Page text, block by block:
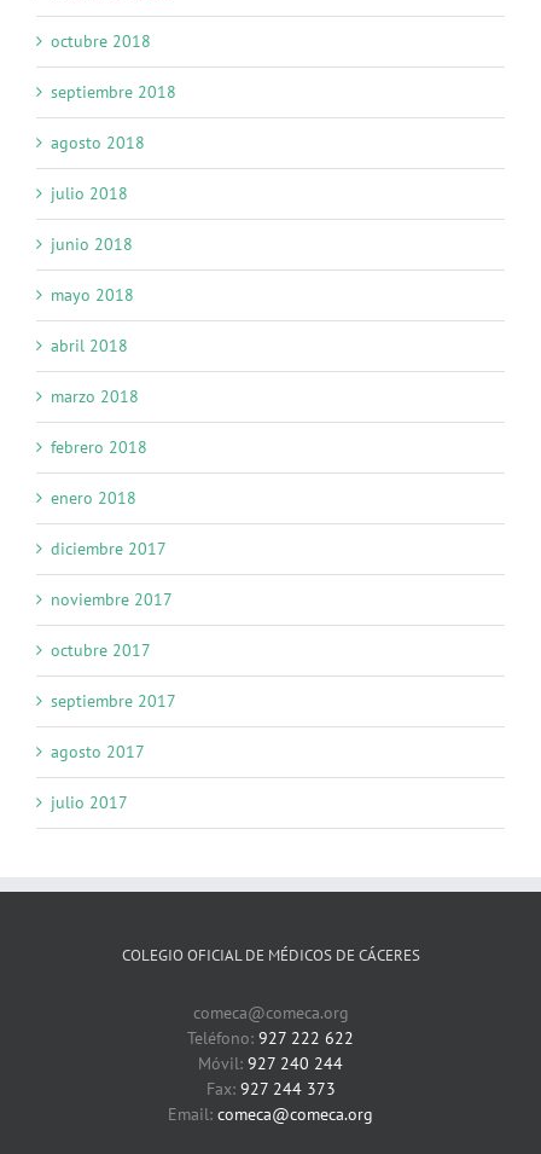
octubre 2018
septiembre 2018
agosto 2018
julio 2018
junio 2018
mayo 2018
abril 2018
marzo 2018
febrero 2018
enero 2018
diciembre 2017
noviembre 2017
octubre 2017
septiembre 2017
agosto 2017
julio 2017
COLEGIO OFICIAL DE MÉDICOS DE CÁCERES
comeca@comeca.org
Teléfono: 927 222 622
Móvil: 927 240 244
Fax: 927 244 373
Email: comeca@comeca.org